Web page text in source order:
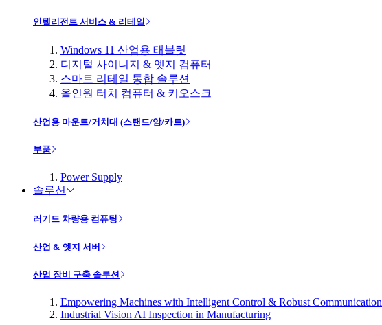
인텔리전트 서비스 & 리테일
Windows 11 산업용 태블릿
디지털 사이니지 & 엣지 컴퓨터
스마트 리테일 통합 솔루션
올인원 터치 컴퓨터 & 키오스크
산업용 마운트/거치대 (스탠드/암/카트)
부품
Power Supply
솔루션
러기드 차량용 컴퓨팅
산업 & 엣지 서버
산업 장비 구축 솔루션
Empowering Machines with Intelligent Control & Robust Communication
Industrial Vision AI Inspection in Manufacturing